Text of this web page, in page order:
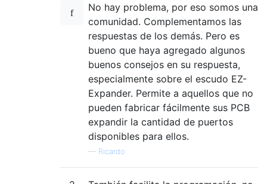
No hay problema, por eso somos una
comunidad. Complementamos las
respuestas de los demás. Pero es
bueno que haya agregado algunos
buenos consejos en su respuesta,
especialmente sobre el escudo EZ-
Expander. Permite a aquellos que no
pueden fabricar fácilmente sus PCB
expandir la cantidad de puertos
disponibles para ellos.
— Ricardo